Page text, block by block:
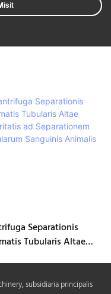
Separationis
Tubularis Altae
subsidiaria principalis